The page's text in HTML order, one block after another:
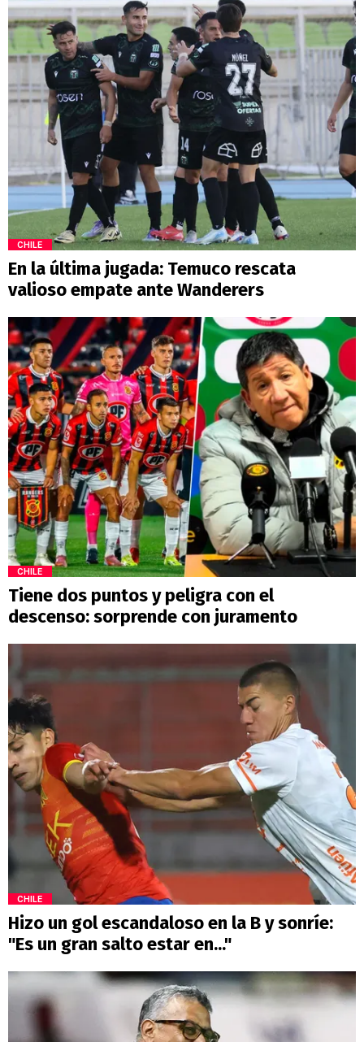
CHILE
En la última jugada: Temuco rescata
valioso empate ante Wanderers
CHILE
Tiene dos puntos y peligra con el
descenso: sorprende con juramento
CHILE
Hizo un gol escandaloso en la B y sonríe:
"Es un gran salto estar en..."